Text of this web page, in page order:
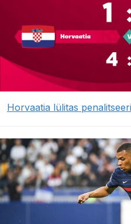
Horvaatia lülitas